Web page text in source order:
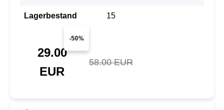
Lagerbestand 15
-50%
29.00
EUR
58.00 EUR